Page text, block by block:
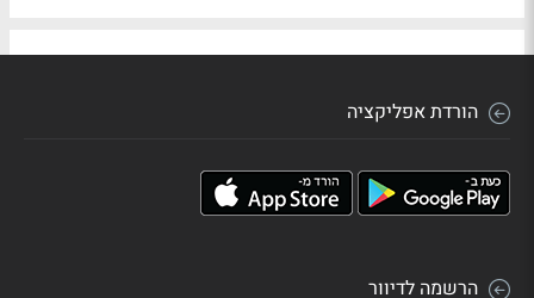
הורדת אפליקציה
הרשמה לדיוור